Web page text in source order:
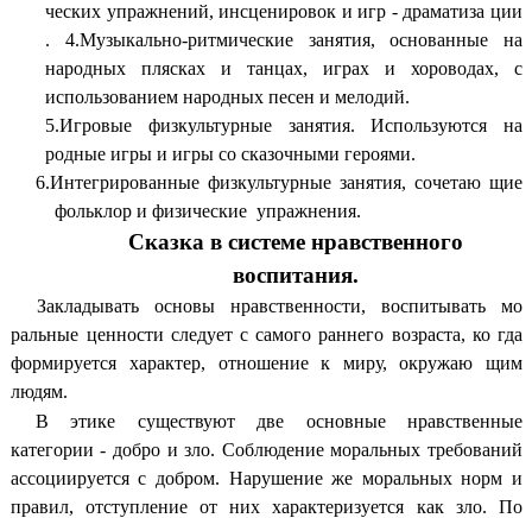
ческих упражнений, инсценировок и игр - драматиза ции
. 4.Музыкально-ритмические занятия, основанные на
народных плясках и танцах, играх и хороводах, с
использованием народных песен и мелодий.
5.Игровые физкультурные занятия. Используются на
родные игры и игры со сказочными героями.
6.Интегрированные физкультурные занятия, сочетаю щие
фольклор и физические упражнения.
Сказка в системе нравственного
воспитания.
Закладывать основы нравственности, воспитывать мо
ральные ценности следует с самого раннего возраста, ко гда
формируется характер, отношение к миру, окружаю щим
людям.
В этике существуют две основные нравственные
категории - добро и зло. Соблюдение моральных требований
ассоциируется с добром. Нарушение же моральных норм и
правил, отступление от них характеризуется как зло. По